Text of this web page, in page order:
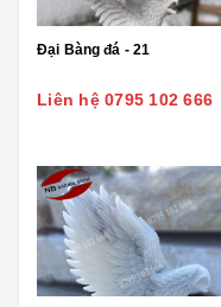
Đại Bàng đá - 21
Liên hệ 0795 102 666